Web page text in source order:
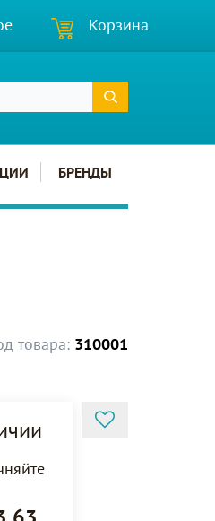
Корзина
БРЕНДЫ
товара: 310001